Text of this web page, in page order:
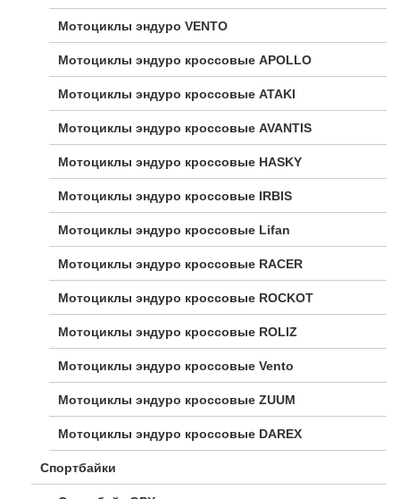
Мотоциклы эндуро VENTO
Мотоциклы эндуро кроссовые APOLLO
Мотоциклы эндуро кроссовые ATAKI
Мотоциклы эндуро кроссовые AVANTIS
Мотоциклы эндуро кроссовые HASKY
Мотоциклы эндуро кроссовые IRBIS
Мотоциклы эндуро кроссовые Lifan
Мотоциклы эндуро кроссовые RACER
Мотоциклы эндуро кроссовые ROCKOT
Мотоциклы эндуро кроссовые ROLIZ
Мотоциклы эндуро кроссовые Vento
Мотоциклы эндуро кроссовые ZUUM
Мотоциклы эндуро кроссовые DAREX
Спортбайки